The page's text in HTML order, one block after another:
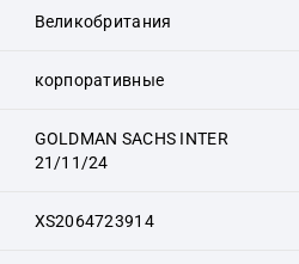
Великобритания
корпоративные
GOLDMAN SACHS INTER
21/11/24
XS2064723914